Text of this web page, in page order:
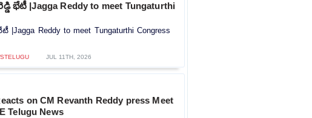
భేటీ |Jagga Reddy to meet Tungaturthi
|Jagga Reddy to meet Tungaturthi Congress
JUL 11TH, 2026
on CM Revanth Reddy press Meet
Telugu News